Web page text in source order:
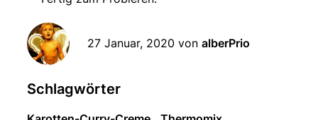
27 Januar, 2020 von alberPrio
Schlagwörter